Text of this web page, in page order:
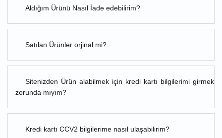
Aldığım Ürünü Nasıl İade edebilirim?
Satılan Ürünler orjinal mi?
Sitenizden Ürün alabilmek için kredi kartı bilgilerimi girmek
zorunda mıyım?
Kredi kartı CCV2 bilgilerime nasıl ulaşabilirim?